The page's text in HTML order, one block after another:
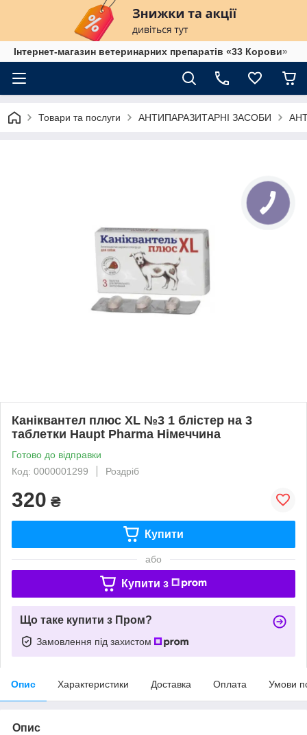
Інтернет-магазин ветеринарних препаратів «33 Корови»
Товари та послуги АНТИПАРАЗИТАРНІ ЗАСОБИ
Каніквантел плюс XL №3 1 блістер на 3
таблетки Haupt Pharma Німеччина
Готово до відправки
Код: 0000001299
Роздріб
320 ₴
Купити
або
Купити з
Що таке купити з Пром?
Замовлення під захистом
Опис Характеристики Доставка Оплата Умови
Опис